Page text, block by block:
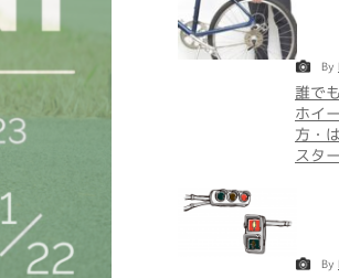
By
誰で
ホイ
方・
スタ
By